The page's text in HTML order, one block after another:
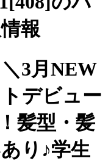
報
3月NEW
デビュー
髪型・髪
り♪学生